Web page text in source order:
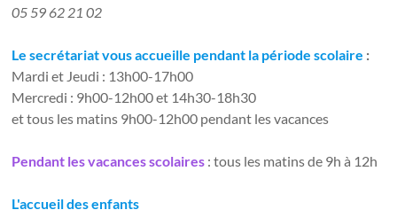
05 59 62 21 02
Le secrétariat vous accueille pendant la période scolaire :
Mardi et Jeudi : 13h00-17h00
Mercredi : 9h00-12h00 et 14h30-18h30
et tous les matins 9h00-12h00 pendant les vacances
Pendant les vacances scolaires : tous les matins de 9h à 12h
L'accueil des enfants